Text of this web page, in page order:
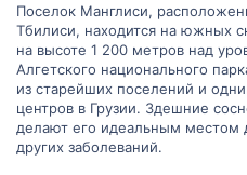
Поселок Манглиси,
Тбилиси, находится на южных
на высоте 1 200 метров над
Алгетского национального
из старейших поселений и
центров в Грузии. Здешние
делают его идеальным местом
других заболеваний.